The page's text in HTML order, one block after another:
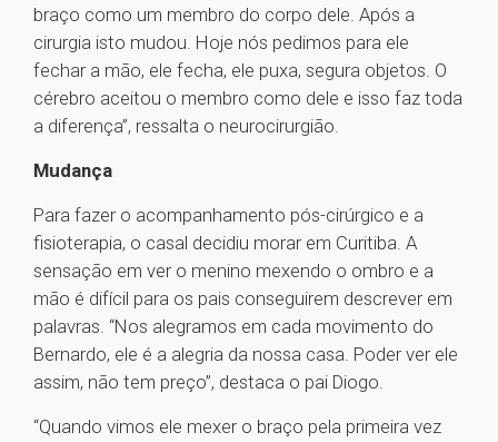
braço como um membro do corpo dele. Após a
cirurgia isto mudou. Hoje nós pedimos para ele
fechar a mão, ele fecha, ele puxa, segura objetos. O
cérebro aceitou o membro como dele e isso faz toda
a diferença”, ressalta o neurocirurgião.
Mudança
Para fazer o acompanhamento pós-cirúrgico e a
fisioterapia, o casal decidiu morar em Curitiba. A
sensação em ver o menino mexendo o ombro e a
mão é difícil para os pais conseguirem descrever em
palavras. “Nos alegramos em cada movimento do
Bernardo, ele é a alegria da nossa casa. Poder ver ele
assim, não tem preço”, destaca o pai Diogo.
“Quando vimos ele mexer o braço pela primeira vez